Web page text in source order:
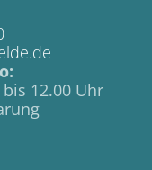
12.00 Uhr